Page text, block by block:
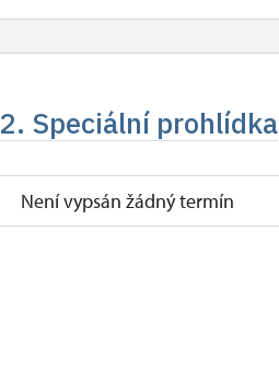
2. Speciální prohlídka
Není vypsán žádný termín